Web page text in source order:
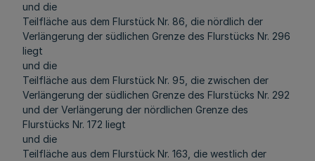
und die
Teilfläche aus dem Flurstück Nr. 86, die nördlich der
Verlängerung der südlichen Grenze des Flurstücks Nr. 296
liegt
und die
Teilfläche aus dem Flurstück Nr. 95, die zwischen der
Verlängerung der südlichen Grenze des Flurstücks Nr. 292
und der Verlängerung der nördlichen Grenze des
Flurstücks Nr. 172 liegt
und die
Teilfläche aus dem Flurstück Nr. 163, die westlich der